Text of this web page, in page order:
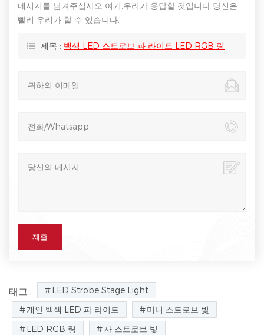
메시지를 남겨주십시오 여기,우리가 응답할 것입니다 당신은
빨리 우리가 할 수 있습니다.
제목 : 백색 LED 스트로브 파 라이트 LED RGB 링
태그 :
LED Strobe Stage Light
개인 백색 LED 파 라이트
미니 스트로브 빛
LED RGB 링
자 스트로브 빛